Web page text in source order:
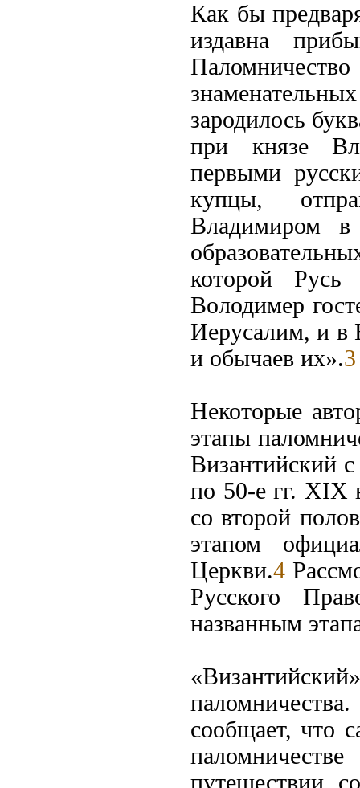
Как бы
издавна
зародилось
при князе
первыми
купцы,
Владимиром
которой Русь
Володимер
Иерусалим, и в
и обычаев их».3
Некоторые
этапы
Византийский
по 50-е гг. XIX
со второй
этапом
Церкви.4
Русского
названным
сообщает, что
путешествии,